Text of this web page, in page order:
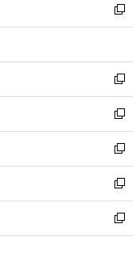
く
で
開
ド
ウ
開
く
ィ
ン
ウ
で
開
く
い
ウ
ン
ド
ウ
で
開
く
新
し
ウ
ィ
ン
ド
ウ
で
開
く
新
し
い
ウ
ィ
ン
ド
ウ
で
開
新
し
い
ウ
ィ
ン
ド
ウ
新
し
い
ウ
ィ
ン
新
し
い
ウ
新
し